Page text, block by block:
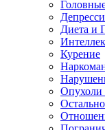
Диета и
Курение
Опухоли